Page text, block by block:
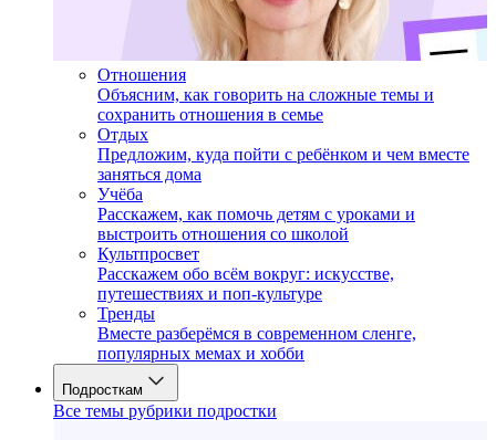
Отношения
Объясним, как говорить на сложные темы и
сохранить отношения в семье
Отдых
Предложим, куда пойти с ребёнком и чем вместе
заняться дома
Учёба
Расскажем, как помочь детям с уроками и
выстроить отношения со школой
Культпросвет
Расскажем обо всём вокруг: искусстве,
путешествиях и поп-культуре
Тренды
Вместе разберёмся в современном сленге,
популярных мемах и хобби
Подросткам
Все темы рубрики подростки